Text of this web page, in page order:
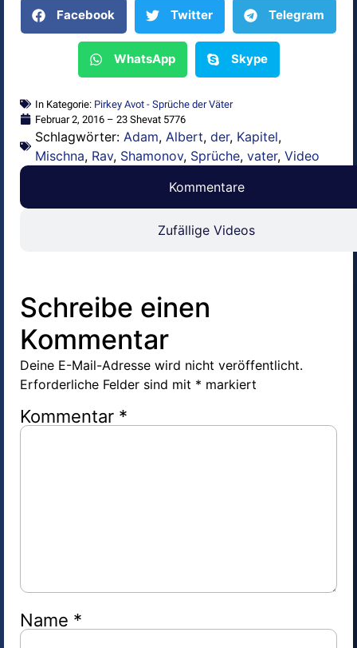
Facebook Twitter Telegram
WhatsApp Skype
In Kategorie: Pirkey Avot - Sprüche der Väter
Februar 2, 2016 – 23 Shevat 5776
Schlagwörter: Adam, Albert, der, Kapitel,
Mischna, Rav, Shamonov, Sprüche, vater, Video
Kommentare
Zufällige Videos
Schreibe einen
Kommentar
Deine E-Mail-Adresse wird nicht veröffentlicht.
Erforderliche Felder sind mit * markiert
Kommentar *
Name *